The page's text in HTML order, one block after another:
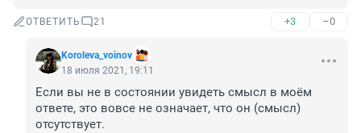
ОТВЕТИТЬ 21 +3 –0
Koroleva_voinov
18 июля 2021, 19:11
Если вы не в состоянии увидеть смысл в моём
ответе, это вовсе не означает, что он (смысл)
отсутствует.